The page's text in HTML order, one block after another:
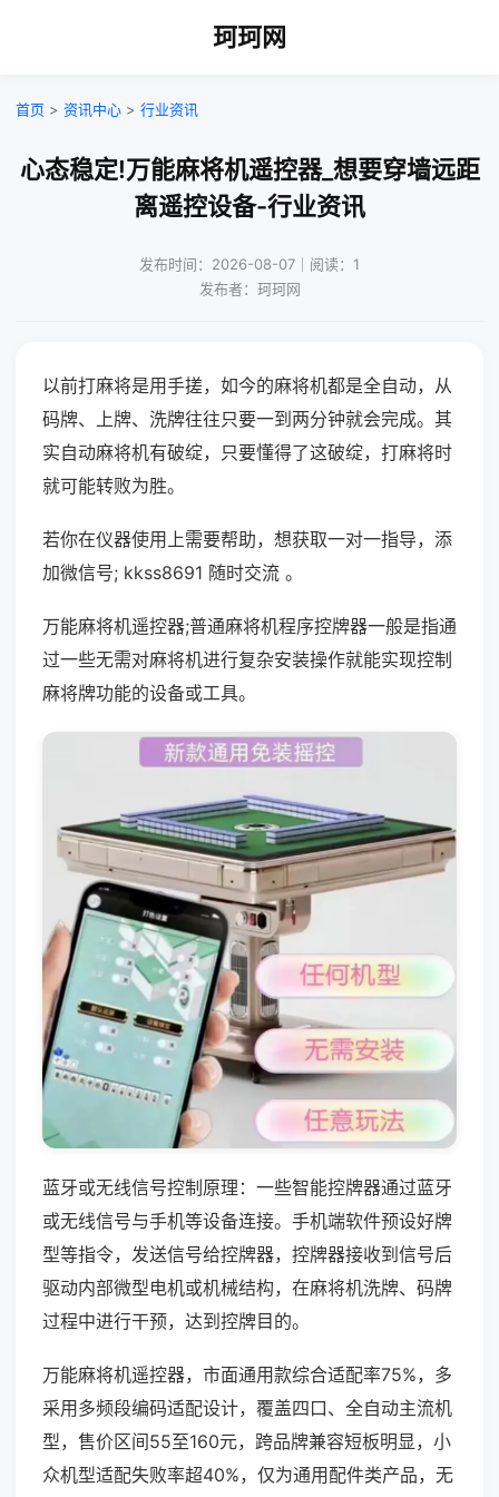
珂珂网
首页 > 资讯中心 > 行业资讯
心态稳定!万能麻将机遥控器_想要穿墙远距
离遥控设备-行业资讯
发布时间：2026-08-07｜阅读：1
发布者：珂珂网
以前打麻将是用手搓，如今的麻将机都是全自动，从
码牌、上牌、洗牌往往只要一到两分钟就会完成。其
实自动麻将机有破绽，只要懂得了这破绽，打麻将时
就可能转败为胜。
若你在仪器使用上需要帮助，想获取一对一指导，添
加微信号; kkss8691 随时交流 。
万能麻将机遥控器;普通麻将机程序控牌器一般是指通
过一些无需对麻将机进行复杂安装操作就能实现控制
麻将牌功能的设备或工具。
蓝牙或无线信号控制原理：一些智能控牌器通过蓝牙
或无线信号与手机等设备连接。手机端软件预设好牌
型等指令，发送信号给控牌器，控牌器接收到信号后
驱动内部微型电机或机械结构，在麻将机洗牌、码牌
过程中进行干预，达到控牌目的。
万能麻将机遥控器，市面通用款综合适配率75%，多
采用多频段编码适配设计，覆盖四口、全自动主流机
型，售价区间55至160元，跨品牌兼容短板明显，小
众机型适配失败率超40%，仅为通用配件类产品，无